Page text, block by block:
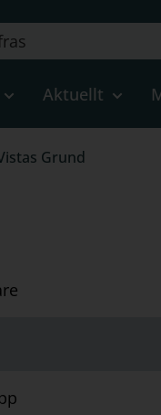
Aktuellt
Grund